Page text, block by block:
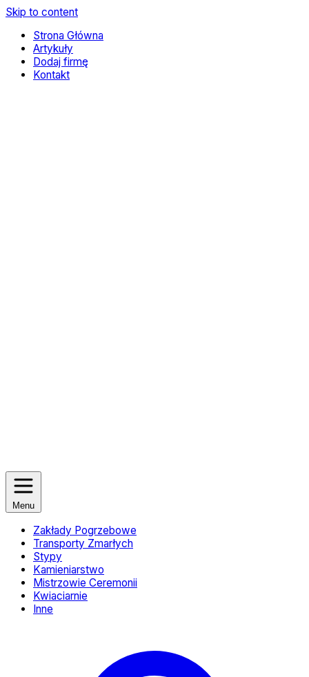
Skip to content
Strona Główna
Artykuły
Dodaj firmę
Kontakt
Menu
Zakłady Pogrzebowe
Transporty Zmarłych
Stypy
Kamieniarstwo
Mistrzowie Ceremonii
Kwiaciarnie
Inne